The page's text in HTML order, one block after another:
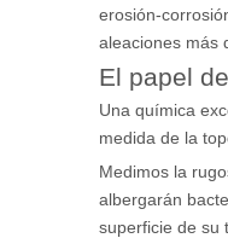
erosión-
aleaciones más
El papel
Una química
medida de la
Medimos la
albergarán
superficie de su